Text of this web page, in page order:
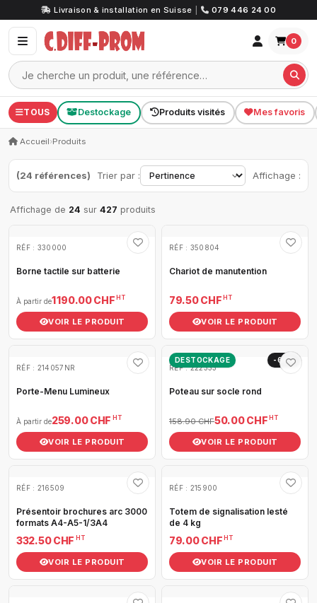
Livraison & installation en Suisse 079 446 24 00
0
TOUS Destockage Produits visités Mes favoris
Accueil›Produits
(24 références) Trier par : Affichage :
Affichage de 24 sur 427 produits
RÉF : 330000
Borne tactile sur batterie
À partir de1 190.00 CHF HT
VOIR LE PRODUIT
RÉF : 350804
Chariot de manutention
79.50 CHF HT
VOIR LE PRODUIT
RÉF : 214057NR
Porte-Menu Lumineux
À partir de259.00 CHF HT
VOIR LE PRODUIT
DESTOCKAGE
-69%
RÉF : 222333
Poteau sur socle rond
158.90 CHF50.00 CHF HT
VOIR LE PRODUIT
RÉF : 216509
Présentoir brochures arc 3000
formats A4-A5-1/3A4
332.50 CHF HT
VOIR LE PRODUIT
RÉF : 215900
Totem de signalisation lesté
de 4 kg
79.00 CHF HT
VOIR LE PRODUIT